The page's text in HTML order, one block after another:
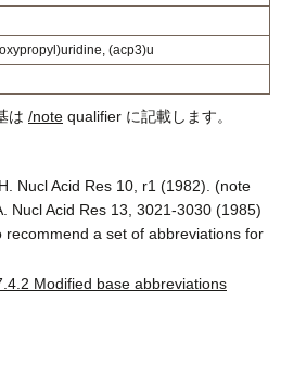
(acp3)u
は /note qualifier に記載します。
Nucl Acid Res 10, r1 (1982). (note
Nucl Acid Res 13, 3021-3030 (1985)
recommend a set of abbreviations for
Modified base abbreviations